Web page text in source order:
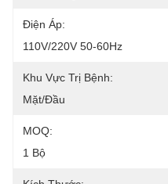
Điện Áp:
110V/220V 50-60Hz
Khu Vực Trị Bệnh:
Mặt/Đầu
MOQ:
1 Bộ